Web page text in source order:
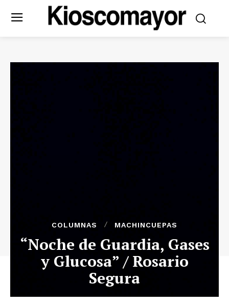
COLUMNAS MACHINCUEPAS
“Noche de Guardia, Gases
y Glucosa” / Rosario
Segura